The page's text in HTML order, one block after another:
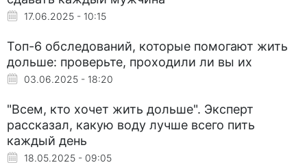
17.06.2025 - 10:15
Топ-6 обследований, которые помогают жить
дольше: проверьте, проходили ли вы их
03.06.2025 - 18:20
"Всем, кто хочет жить дольше". Эксперт
рассказал, какую воду лучше всего пить
каждый день
18.05.2025 - 09:05